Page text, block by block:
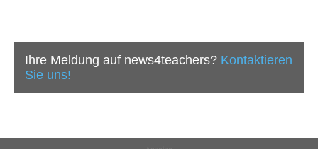
Ihre Meldung auf news4teachers? Kontaktieren
Sie uns!